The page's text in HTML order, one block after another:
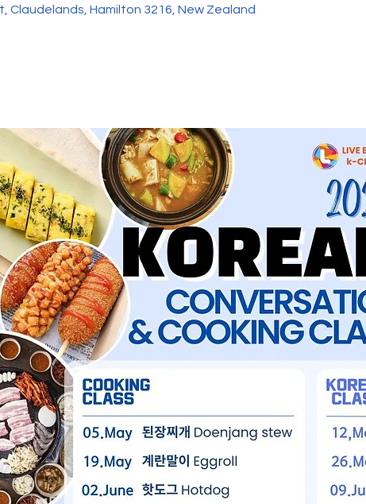
Claudelands, Hamilton 3216, New Zealand